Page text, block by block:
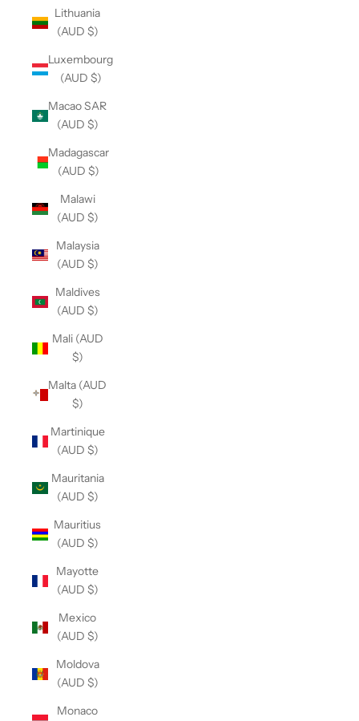
Lithuania
(AUD $)
Luxembourg
(AUD $)
Macao SAR
(AUD $)
Madagascar
(AUD $)
Malawi
(AUD $)
Malaysia
(AUD $)
Maldives
(AUD $)
Mali (AUD
$)
Malta (AUD
$)
Martinique
(AUD $)
Mauritania
(AUD $)
Mauritius
(AUD $)
Mayotte
(AUD $)
Mexico
(AUD $)
Moldova
(AUD $)
Monaco